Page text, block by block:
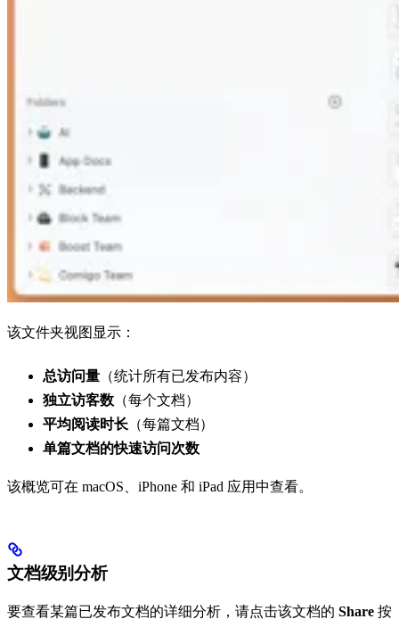
该文件夹视图显示：
总访问量 （统计所有已发布内容）
独立访客数 （每个文档）
平均阅读时长 （每篇文档）
单篇文档的快速访问次数
该概览可在 macOS、iPhone 和 iPad 应用中查看。
文档级别分析
要查看某篇已发布文档的详细分析，请点击该文档的 Share 按